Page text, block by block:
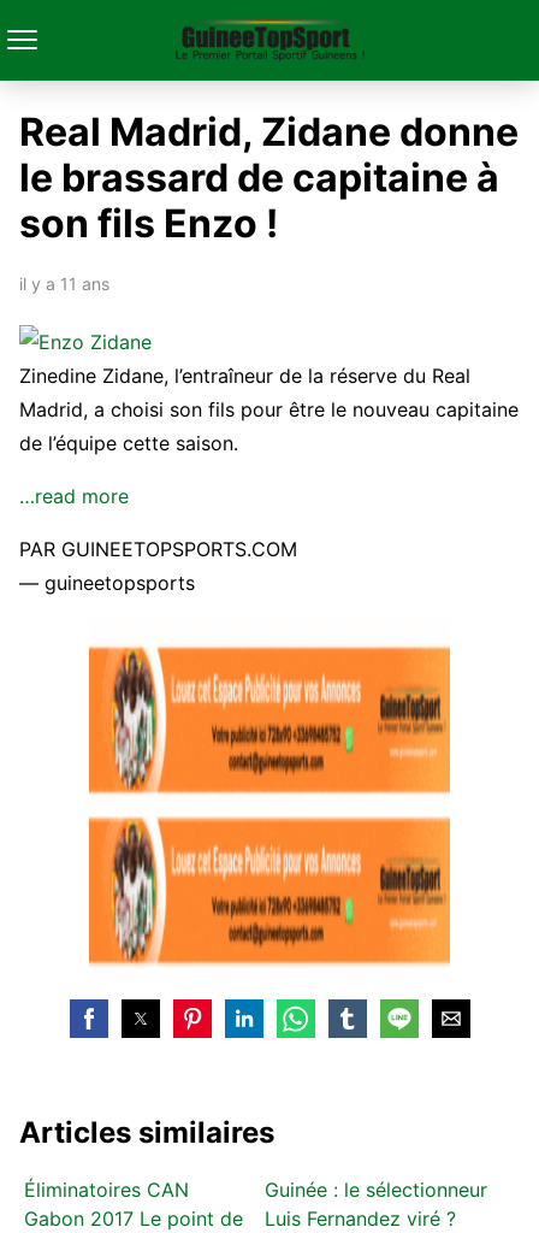
Real Madrid, Zidane donne
le brassard de capitaine à
son fils Enzo !
il y a 11 ans
Zinedine Zidane, l’entraîneur de la réserve du Real
Madrid, a choisi son fils pour être le nouveau capitaine
de l’équipe cette saison.
…read more
PAR GUINEETOPSPORTS.COM
— guineetopsports
Articles similaires
Éliminatoires CAN
Gabon 2017 Le point de
Guinée : le sélectionneur
Luis Fernandez viré ?